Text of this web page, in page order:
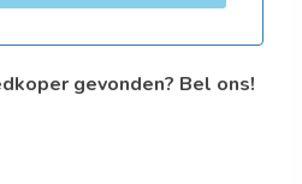
gevonden? Bel ons!